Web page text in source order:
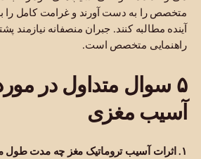
متخصص را به دست آورند و غرامت کامل را
آینده مطالبه کنند. جبران منصفانه نیازمند
راهنمایی متخصص است.
۵ سوال متداول در
آسیب مغزی
۱. اثرات آسیب تروماتیک مغز چه مدت طول می‌کشد؟